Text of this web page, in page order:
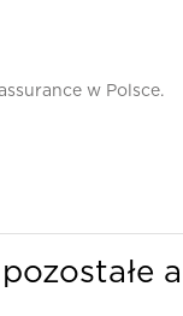
w Polsce.